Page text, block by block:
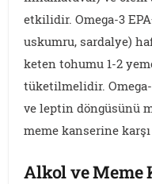
etkilidir. Omega-3
uskumru, sardalye)
keten tohumu 1-2
tüketilmelidir.
ve leptin döngüsünü
meme kanserine
Alkol ve Meme